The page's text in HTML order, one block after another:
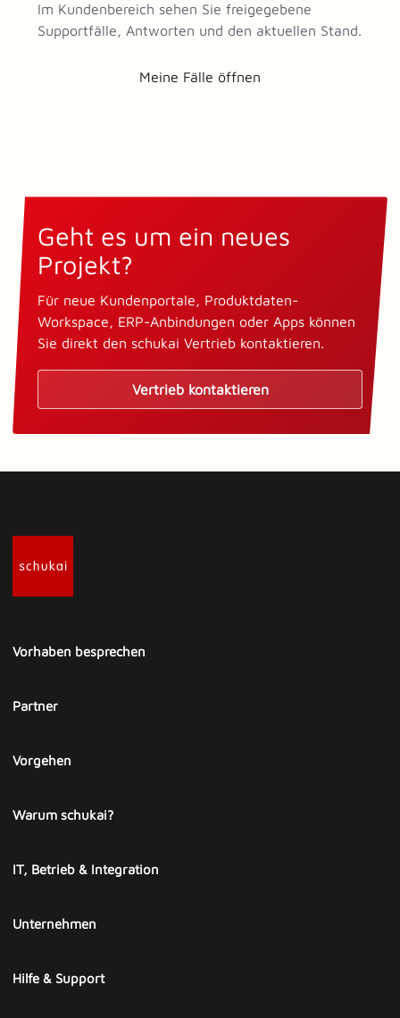
Im Kundenbereich sehen Sie freigegebene
Supportfälle, Antworten und den aktuellen Stand.
Meine Fälle öffnen
Geht es um ein neues
Projekt?
Für neue Kundenportale, Produktdaten-
Workspace, ERP-Anbindungen oder Apps können
Sie direkt den schukai Vertrieb kontaktieren.
Vertrieb kontaktieren
Vorhaben besprechen
Partner
Vorgehen
Warum schukai?
IT, Betrieb & Integration
Unternehmen
Hilfe & Support